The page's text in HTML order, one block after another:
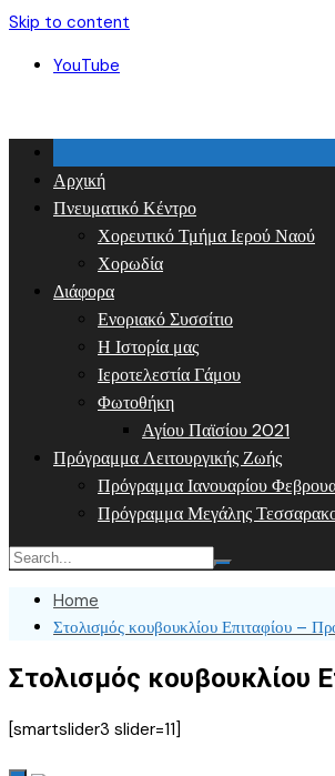
Skip to content
YouTube
Αρχική
Πνευματικό Κέντρο
Χορευτικό Τμήμα Ιερού Ναού
Χορωδία
Διάφορα
Ενοριακό Συσσίτιο
Η Ιστορία μας
Ιεροτελεστία Γάμου
Φωτοθήκη
Αγίου Παϊσίου 2021
Πρόγραμμα Λειτουργικής Ζωής
Πρόγραμμα Ιανουαρίου
Πρόγραμμα Μεγάλης
Home
Στολισμός κουβουκλίου Επιταφίου –
Στολισμός κουβουκλίου
[smartslider3 slider=11]